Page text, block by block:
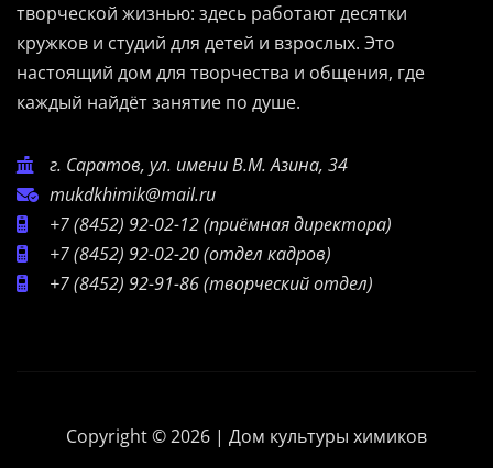
творческой жизнью: здесь работают десятки
кружков и студий для детей и взрослых. Это
настоящий дом для творчества и общения, где
каждый найдёт занятие по душе.
г. Саратов, ул. имени В.М. Азина, 34
mukdkhimik@mail.ru
+7 (8452) 92-02-12(приёмная директора)
+7 (8452) 92-02-20(отдел кадров)
+7 (8452) 92-91-86(творческий отдел)
Copyright © 2026 | Дом культуры химиков